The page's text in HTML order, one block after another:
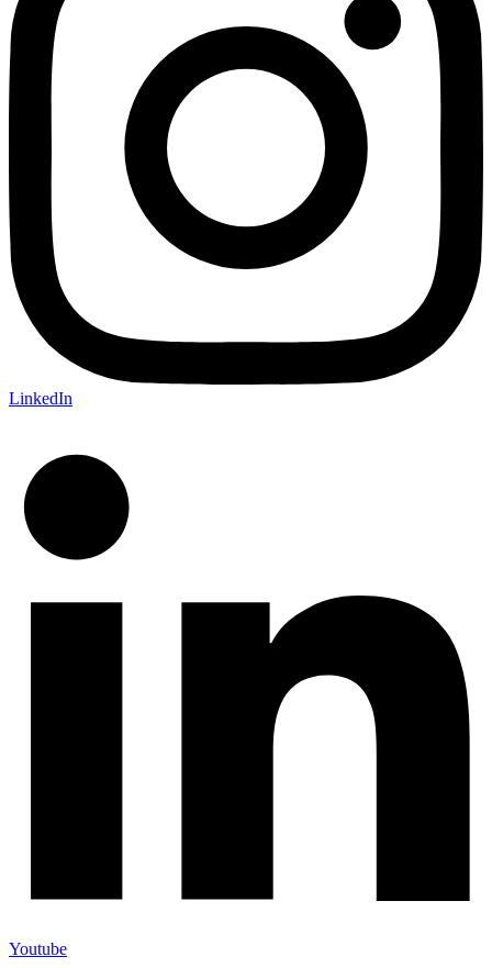
LinkedIn
Youtube